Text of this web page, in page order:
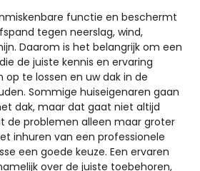
functie en beschermt
tegen neerslag, wind,
Daarom is het belangrijk om een
de juiste kennis en ervaring
te lossen en uw dak in de
Sommige huiseigenaren gaan
dak, maar dat gaat niet altijd
de problemen alleen maar groter
inhuren van een professionele
een goede keuze. Een ervaren
over de juiste toebehoren,